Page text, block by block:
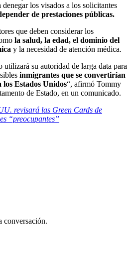
denegar los visados a los solicitantes
de prestaciones públicas.
que deben considerar los
la salud, la edad, el dominio del
y la necesidad de atención médica.
utilizará su autoridad de larga data para
inmigrantes que se convertirían
Estados Unidos“, afirmó Tommy
de Estado, en un comunicado.
revisará las Green Cards de
“preocupantes”
conversación.